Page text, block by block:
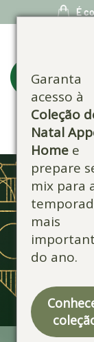
Garanta
acesso à
Coleção
Natal
Home e
prepare
mix para
mais
do ano.
É